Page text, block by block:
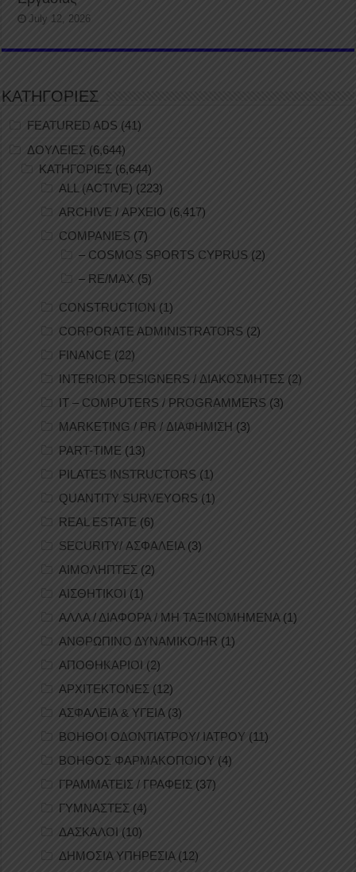
July 12, 2026
ΚΑΤΗΓΟΡΙΕΣ
FEATURED ADS (41)
ΔΟΥΛΕΙΕΣ (6,644)
ΚΑΤΗΓΟΡΙΕΣ (6,644)
ALL (ACTIVE) (223)
ARCHIVE / ΑΡΧΕΙΟ (6,417)
COMPANIES (7)
– COSMOS SPORTS CYPRUS (2)
– RE/MAX (5)
CONSTRUCTION (1)
CORPORATE ADMINISTRATORS (2)
FINANCE (22)
INTERIOR DESIGNERS / ΔΙΑΚΟΣΜΗΤΕΣ (2)
IT – COMPUTERS / PROGRAMMERS (3)
MARKETING / PR / ΔΙΑΦΗΜΙΣΗ (3)
PART-TIME (13)
PILATES INSTRUCTORS (1)
QUANTITY SURVEYORS (1)
REAL ESTATE (6)
SECURITY/ ΑΣΦΑΛΕΙΑ(3)
ΑΙΜΟΛΗΠΤΕΣ (2)
ΑΙΣΘΗΤΙΚΟΙ (1)
ΑΛΛΑ / ΔΙΑΦΟΡΑ / ΜΗ ΤΑΞΙΝΟΜΗΜΕΝΑ(1)
ΑΝΘΡΩΠΙΝΟ ΔΥΝΑΜΙΚΟ/HR (1)
ΑΠΟΘΗΚΑΡΙΟΙ (2)
ΑΡΧΙΤΕΚΤΟΝΕΣ (12)
ΑΣΦΑΛΕΙΑ & ΥΓΕΙΑ(3)
ΒΟΗΘΟΙ ΟΔΟΝΤΙΑΤΡΟΥ/ ΙΑΤΡΟΥ (11)
ΒΟΗΘΟΣ ΦΑΡΜΑΚΟΠΟΙΟΥ (4)
ΓΡΑΜΜΑΤΕΙΣ / ΓΡΑΦΕΙΣ (37)
ΓΥΜΝΑΣΤΕΣ (4)
ΔΑΣΚΑΛΟΙ (10)
ΔΗΜΟΣΙΑ ΥΠΗΡΕΣΙΑ (12)